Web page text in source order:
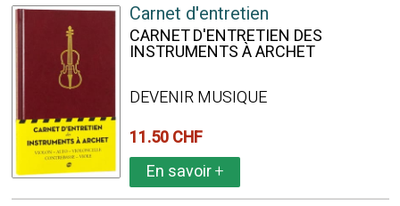
Carnet d'entretien
CARNET D'ENTRETIEN DES
INSTRUMENTS À ARCHET
DEVENIR MUSIQUE
11.50 CHF
En savoir+